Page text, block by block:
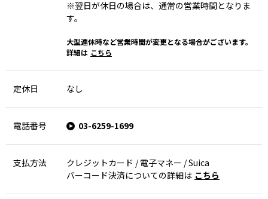
※翌日が休日の場合は、通常の営業時間となりま
す。
大型連休時など営業時間が変更となる場合がございます。
詳細は こちら
定休日 なし
電話番号 03-6259-1699
支払方法
クレジットカード / 電子マネー / Suica
バーコード決済についての詳細は こちら